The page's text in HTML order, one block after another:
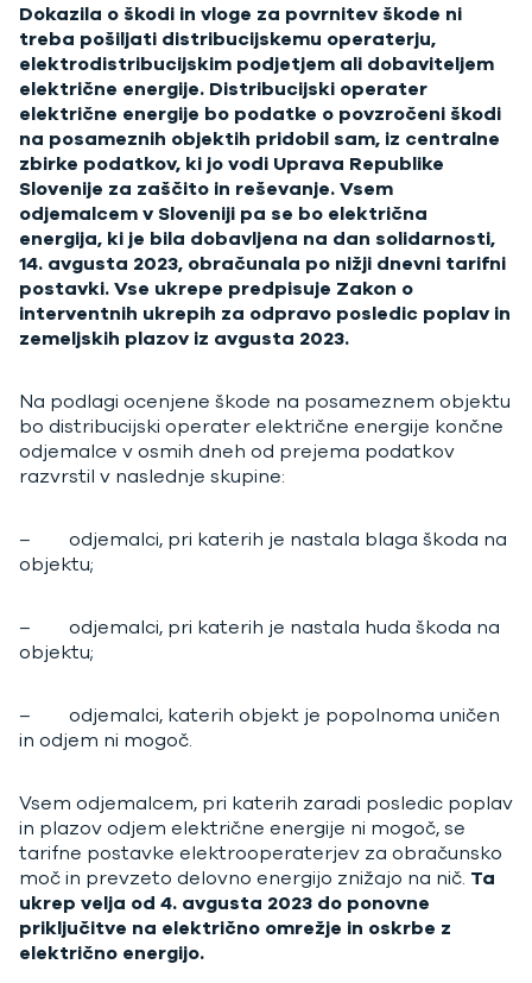
Dokazila o škodi in vloge za povrnitev škode ni
treba pošiljati distribucijskemu operaterju,
elektrodistribucijskim podjetjem ali dobaviteljem
električne energije. Distribucijski operater
električne energije bo podatke o povzročeni škodi
na posameznih objektih pridobil sam, iz centralne
zbirke podatkov, ki jo vodi Uprava Republike
Slovenije za zaščito in reševanje.Vsem
odjemalcem v Sloveniji pa se bo električna
energija, ki je bila dobavljena na dan solidarnosti,
14. avgusta 2023, obračunala po nižji dnevni tarifni
postavki. Vse ukrepe predpisuje Zakon o
interventnih ukrepih za odpravo posledic poplav in
zemeljskih plazov iz avgusta 2023.
Na podlagi ocenjene škode na posameznem objektu
bo distribucijski operater električne energije končne
odjemalce v osmih dneh od prejema podatkov
razvrstil v naslednje skupine:
– odjemalci, pri katerih je nastala blaga škoda na
objektu;
– odjemalci, pri katerih je nastala huda škoda na
objektu;
– odjemalci, katerih objekt je popolnoma uničen
in odjem ni mogoč.
Vsem odjemalcem, pri katerih zaradi posledic poplav
in plazov odjem električne energije ni mogoč, se
tarifne postavke elektrooperaterjev za obračunsko
moč in prevzeto delovno energijo znižajo na nič. Ta
ukrep velja od 4. avgusta 2023 do ponovne
priključitve na električno omrežje in oskrbe z
električno energijo.